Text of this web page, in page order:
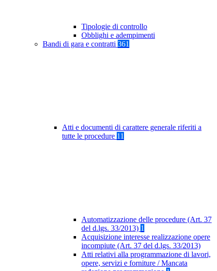
Tipologie di controllo
Obblighi e adempimenti
Bandi di gara e contratti 361
Atti e documenti di carattere generale riferiti a
tutte le procedure 11
Automatizzazione delle procedure (Art. 37
del d.lgs. 33/2013) 1
Acquisizione interesse realizzazione opere
incompiute (Art. 37 del d.lgs. 33/2013)
Atti relativi alla programmazione di lavori,
opere, servizi e forniture / Mancata